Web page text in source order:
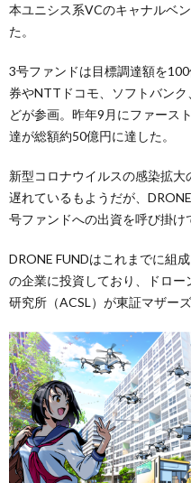
本ユニシス系VCのキャナルベ
た。
3号ファンドは目標調達額を
券やNTTドコモ、ソフトバン
どが参画。昨年9月にファース
達が総額約50億円に達した。
新型コロナウイルスの感染拡
遅れているもようだが、
号ファンドへの出資を呼び掛け
DRONE FUNDはこれまでに組
の企業に投資しており、ドロ
研究所（ACSL）が東証マザー